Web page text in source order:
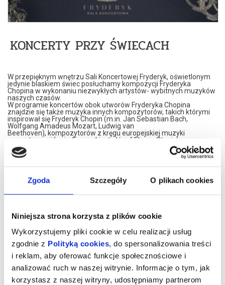
Zgoda Szczegóły O plikach cookies
Niniejsza strona korzysta z plików cookie
Wykorzystujemy pliki cookie w celu realizacji usług
zgodnie z Polityką cookies, do spersonalizowania treści
i reklam, aby oferować funkcje społecznościowe i
analizować ruch w naszej witrynie. Informacje o tym, jak
korzystasz z naszej witryny, udostępniamy partnerom
KONCERTY PRZY ŚWIECACH
W przepięknym wnętrzu Sali Koncertowej Fryderyk, oświetlonym
jedynie blaskiem świec posłuchamy kompozycji Fryderyka
Chopina w wykonaniu niezwykłych artystów- wybitnych muzyków
naszych czasów.
W programie koncertów obok utworów Fryderyka Chopina
znajdzie się także muzyka innych kompozytorów, takich którymi
inspirował się Fryderyk Chopin (m.in. Jan Sebastian Bach,
Wolfgang Amadeus Mozart, Ludwig van
Beethoven), kompozytorów z kręgu europejskiej muzyki
romantycznej (m.in. Ferenc Liszt, Józef Elsner, Stanisław
Moniuszko), a także twórców późniejszych.
Koncerty są dwuczęściowym recitalami trwającymi ok. 60
minut, opartymi na popularnej w XIX wieku idei salonowych
spotkań muzycznych.
W przerwie koncertu poczęstujemy Państwa lampką wina
musującego.
Prosimy o przybycie 15 minut przed koncertem.
wydarzenia, gwarantujemy automatyczny zwrot środków
potwierdzony komunikatem wysyłanym na adres e-mail, podany
podczas zakupu.